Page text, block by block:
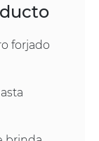
forjado